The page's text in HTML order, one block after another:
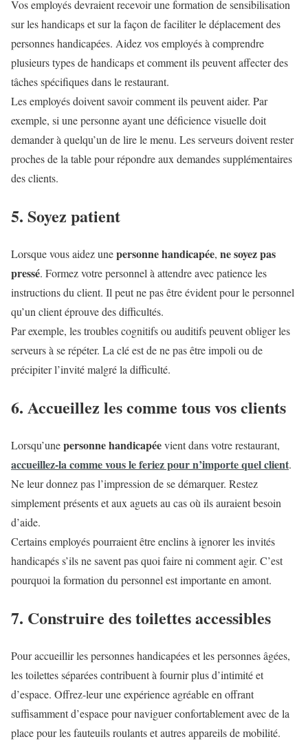
Vos employés devraient recevoir une formation de sensibilisation
sur les handicaps et sur la façon de faciliter le déplacement des
personnes handicapées. Aidez vos employés à comprendre
plusieurs types de handicaps et comment ils peuvent affecter des
tâches spécifiques dans le restaurant.
Les employés doivent savoir comment ils peuvent aider. Par
exemple, si une personne ayant une déficience visuelle doit
demander à quelqu’un de lire le menu. Les serveurs doivent rester
proches de la table pour répondre aux demandes supplémentaires
des clients.
5. Soyez patient
Lorsque vous aidez unepersonne handicapée, ne soyez pas
pressé. Formez votre personnel à attendre avec patience les
instructions du client. Il peut ne pas être évident pour le personnel
qu’un client éprouve des difficultés.
Par exemple, les troubles cognitifs ou auditifs peuvent obliger les
serveurs à se répéter. La clé est de ne pas être impoli ou de
précipiter l’invité malgré la difficulté.
6. Accueillez les comme tous vos clients
Lorsqu’unepersonne handicapéevient dans votre restaurant,
accueillez-la comme vous le feriez pour n’importe quel client.
Ne leur donnez pas l’impression de se démarquer. Restez
simplement présents et aux aguets au cas où ils auraient besoin
d’aide.
Certains employés pourraient être enclins à ignorer les invités
handicapés s’ils ne savent pas quoi faire ni comment agir. C’est
pourquoi la formation du personnel est importante en amont.
7. Construire des toilettes accessibles
Pour accueillir les personnes handicapées et les personnes âgées,
les toilettes séparées contribuent à fournir plus d’intimité et
d’espace. Offrez-leur une expérience agréable en offrant
suffisamment d’espace pour naviguer confortablement avec de la
place pour les fauteuils roulants et autres appareils de mobilité.